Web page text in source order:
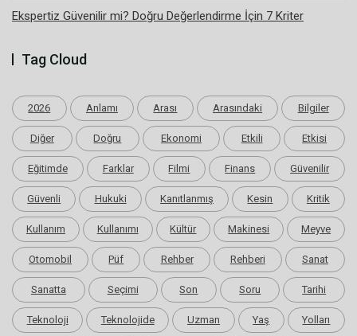
Ekspertiz Güvenilir mi? Doğru Değerlendirme İçin 7 Kriter
Tag Cloud
2026 Anlamı Arası Arasındaki Bilgiler
Diğer Doğru Ekonomi Etkili Etkisi
Eğitimde Farklar Filmi Finans Güvenilir
Güvenli Hukuki Kanıtlanmış Kesin Kritik
Kullanım Kullanımı Kültür Makinesi Meyve
Otomobil Püf Rehber Rehberi Sanat
Sanatta Seçimi Son Soru Tarihi
Teknoloji Teknolojide Uzman Yaş Yolları